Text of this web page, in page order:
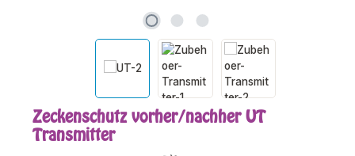
Zeckenschutz vorher/nachher UT
Transmitter